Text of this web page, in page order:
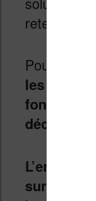
retenue.
Pourtant,
les
décembre
sur la